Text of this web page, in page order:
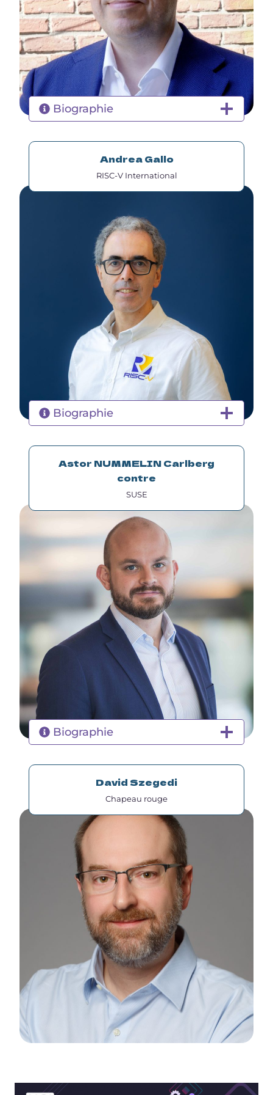
Biographie
Andrea Gallo
RISC-V International
Biographie
Astor NUMMELIN Carlberg
contre
SUSE
Biographie
David Szegedi
Chapeau rouge